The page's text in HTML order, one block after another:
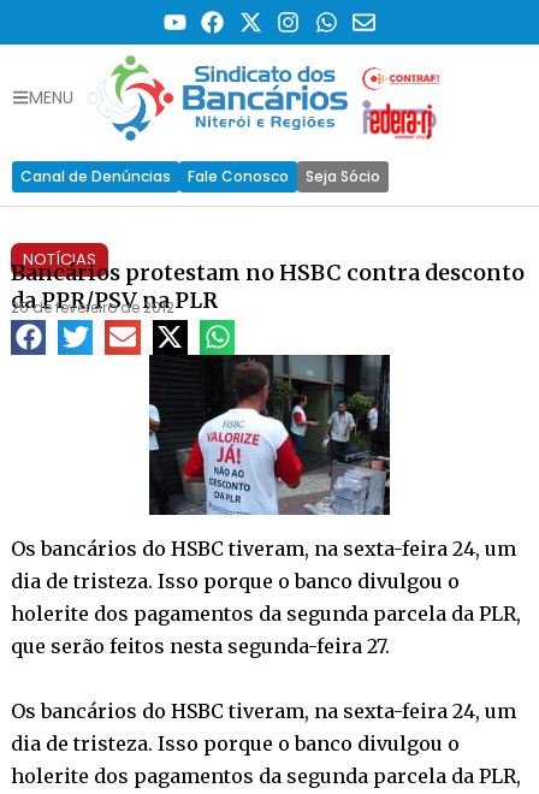
MENU
Canal de Denúncias Fale Conosco Seja Sócio
NOTÍCIAS
Bancários protestam no HSBC contra desconto
da PPR/PSV na PLR
26 de fevereiro de 2012
Os bancários do HSBC tiveram, na sexta-feira 24, um
dia de tristeza. Isso porque o banco divulgou o
holerite dos pagamentos da segunda parcela da PLR,
que serão feitos nesta segunda-feira 27.
Os bancários do HSBC tiveram, na sexta-feira 24, um
dia de tristeza. Isso porque o banco divulgou o
holerite dos pagamentos da segunda parcela da PLR,